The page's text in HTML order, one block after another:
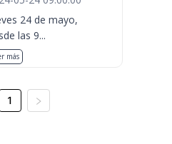
24 de mayo,
las 9...
más
1